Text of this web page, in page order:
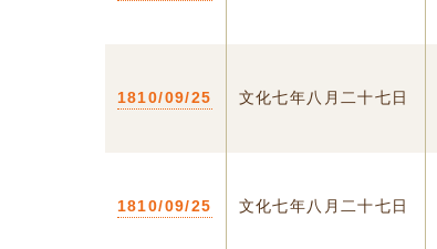
1810/09/25 文化七年八月二十七日
1810/09/25 文化七年八月二十七日